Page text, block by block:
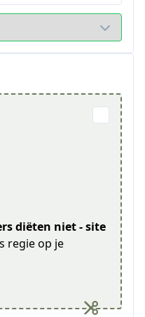
diëten niet - site
regie op je